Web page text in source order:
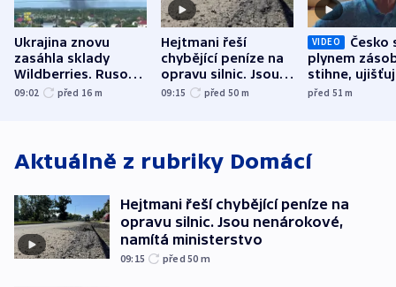
Ukrajina znovu
zasáhla sklady
Wildberries. Rusové
útočili v Charkovské
09:02 před 16 m
Hejtmani řeší
chybějící peníze na
opravu silnic. Jsou
nenárokové, namítá
09:15 před 50 m
VIDEO
Česko
plynem
stihne,
expert.
před 51m
Aktuálně z rubriky Domácí
Hejtmani řeší chybějící peníze na
opravu silnic. Jsou nenárokové,
namítá ministerstvo
09:15 před 50 m